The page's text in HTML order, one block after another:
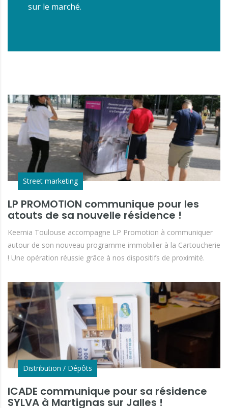
sur le marché.
Street marketing
LP PROMOTION communique pour les
atouts de sa nouvelle résidence !
Keemia Toulouse accompagne LP Promotion à communiquer
autour de son nouveau programme immobilier à la Cartoucherie
! Une opération réussie grâce à nos dispositifs de proximité.
Distribution / Dépôts
ICADE communique pour sa résidence
SYLVA à Martignas sur Jalles !